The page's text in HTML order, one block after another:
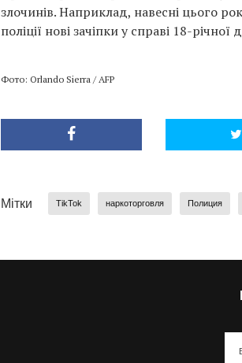
злочинів. Наприклад, навесні цього
поліції нові зачіпки у справі 18-
Фото: Orlando Sierra / AFP
Мітки TikTok наркоторговля Полиция